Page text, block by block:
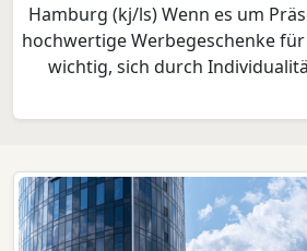
Hamburg (kj/ls) Wenn es um
hochwertige Werbegeschenke
wichtig, sich durch
präsentiert auch dieses Jahr
Ange...